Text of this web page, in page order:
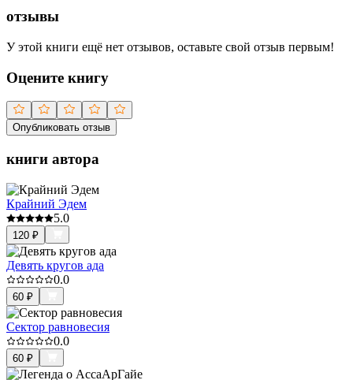
отзывы
У этой книги ещё нет отзывов, оставьте свой отзыв первым!
Оцените книгу
Опубликовать отзыв
книги автора
Крайний Эдем
5.0
120 ₽
Девять кругов ада
0.0
60 ₽
Сектор равновесия
0.0
60 ₽